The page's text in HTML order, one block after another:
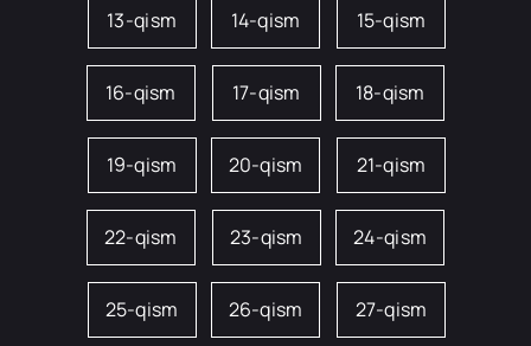
13-qism 14-qism 15-qism
16-qism 17-qism 18-qism
19-qism 20-qism 21-qism
22-qism 23-qism 24-qism
25-qism 26-qism 27-qism